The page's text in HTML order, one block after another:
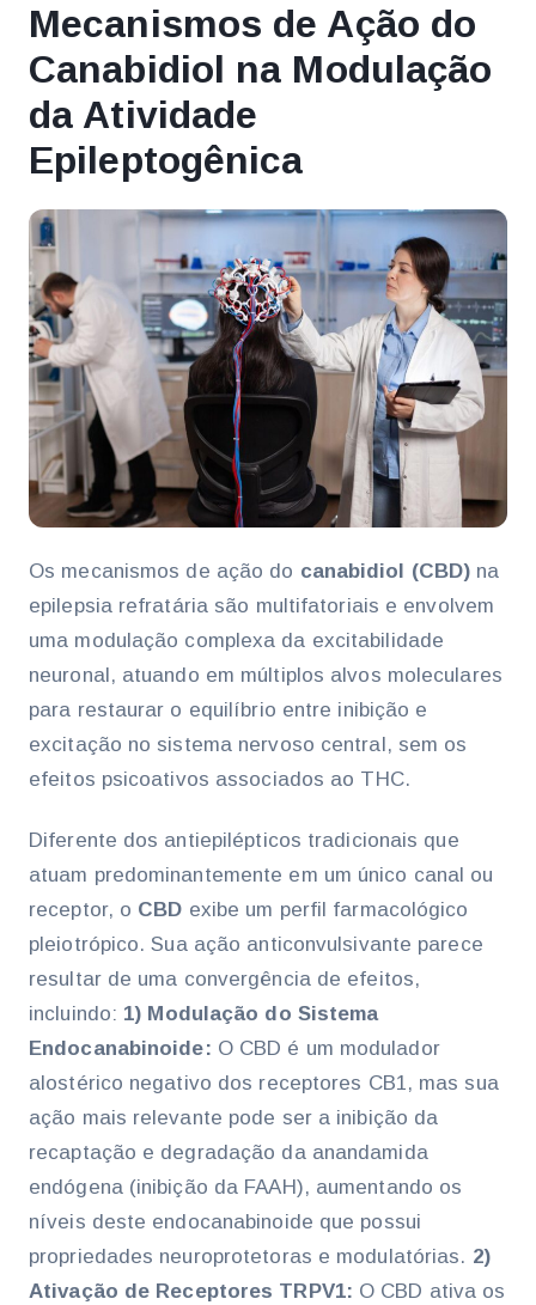
Mecanismos de Ação do
Canabidiol na Modulação
da Atividade
Epileptogênica
Os mecanismos de ação do canabidiol (CBD) na
epilepsia refratária são multifatoriais e envolvem
uma modulação complexa da excitabilidade
neuronal, atuando em múltiplos alvos moleculares
para restaurar o equilíbrio entre inibição e
excitação no sistema nervoso central, sem os
efeitos psicoativos associados ao THC.
Diferente dos antiepilépticos tradicionais que
atuam predominantemente em um único canal ou
receptor, o CBD exibe um perfil farmacológico
pleiotrópico. Sua ação anticonvulsivante parece
resultar de uma convergência de efeitos,
incluindo: 1) Modulação do Sistema
Endocanabinoide: O CBD é um modulador
alostérico negativo dos receptores CB1, mas sua
ação mais relevante pode ser a inibição da
recaptação e degradação da anandamida
endógena (inibição da FAAH), aumentando os
níveis deste endocanabinoide que possui
propriedades neuroprotetoras e modulatórias. 2)
Ativação de Receptores TRPV1: O CBD ativa os